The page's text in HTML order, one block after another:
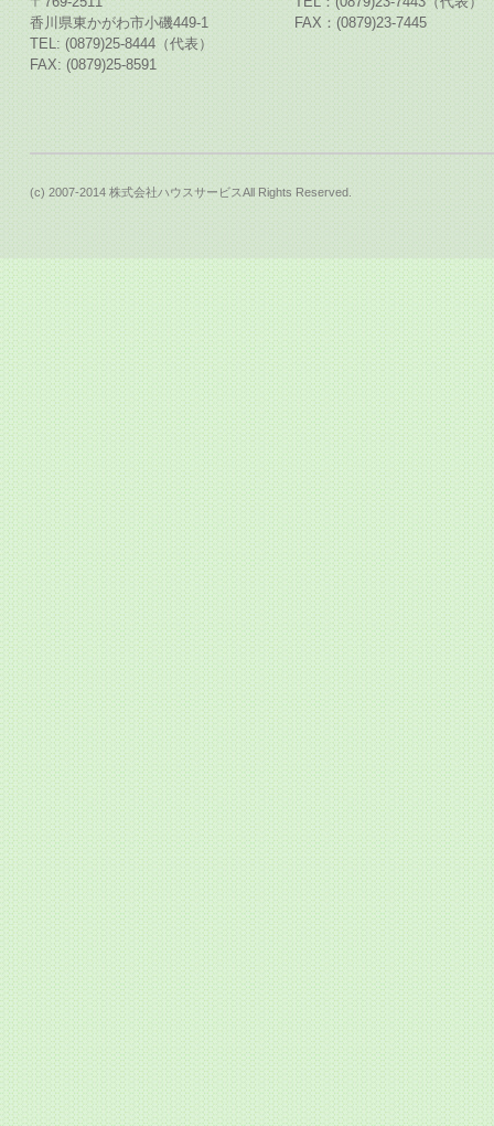
香川県東かがわ市小磯449-1
TEL: (0879)25-8444（代表）
FAX: (0879)25-8591
FAX：(0879)23-7445
(c) 2007-2014 株式会社ハウスサービスAll Rights Reserved.